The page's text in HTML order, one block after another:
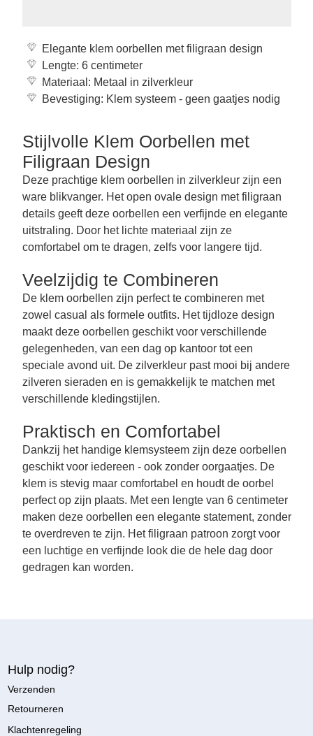
Elegante klem oorbellen met filigraan design
Lengte: 6 centimeter
Materiaal: Metaal in zilverkleur
Bevestiging: Klem systeem - geen gaatjes nodig
Stijlvolle Klem Oorbellen met
Filigraan Design
Deze prachtige klem oorbellen in zilverkleur zijn een
ware blikvanger. Het open ovale design met filigraan
details geeft deze oorbellen een verfijnde en elegante
uitstraling. Door het lichte materiaal zijn ze
comfortabel om te dragen, zelfs voor langere tijd.
Veelzijdig te Combineren
De klem oorbellen zijn perfect te combineren met
zowel casual als formele outfits. Het tijdloze design
maakt deze oorbellen geschikt voor verschillende
gelegenheden, van een dag op kantoor tot een
speciale avond uit. De zilverkleur past mooi bij andere
zilveren sieraden en is gemakkelijk te matchen met
verschillende kledingstijlen.
Praktisch en Comfortabel
Dankzij het handige klemsysteem zijn deze oorbellen
geschikt voor iedereen - ook zonder oorgaatjes. De
klem is stevig maar comfortabel en houdt de oorbel
perfect op zijn plaats. Met een lengte van 6 centimeter
maken deze oorbellen een elegante statement, zonder
te overdreven te zijn. Het filigraan patroon zorgt voor
een luchtige en verfijnde look die de hele dag door
gedragen kan worden.
Hulp nodig?
Verzenden
Retourneren
Klachtenregeling